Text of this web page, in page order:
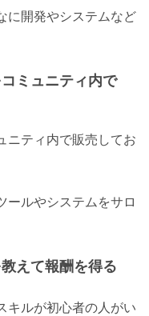
に開発やシステムなど
ミュニティ内で
ニティ内で販売してお
ールやシステムをサロ
えて報酬を得る
キルが初心者の人がい